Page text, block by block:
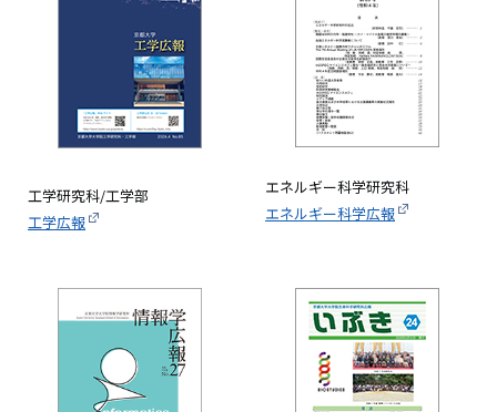
工学研究科/工学部
工学広報
エネルギー科学研究科
エネルギー科学広報
画